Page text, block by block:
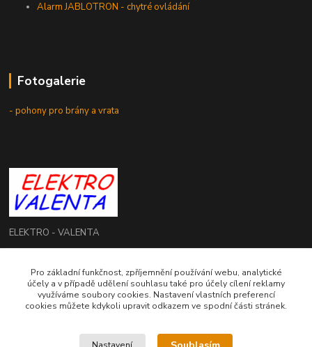
Alarm JABLOTRON - chytré ovládání
Fotogalerie
- pohony pro brány a vrata
ELEKTRO - VALENTA
+420 774 207 980
Po - Pá: 8.00 - 16.00 hod.
Pro základní funkčnost, zpříjemnění používání webu, analytické
účely a v případě udělení souhlasu také pro účely cílení reklamy
využíváme soubory cookies. Nastavení vlastních preferencí
cookies můžete kdykoli upravit odkazem ve spodní části stránek.